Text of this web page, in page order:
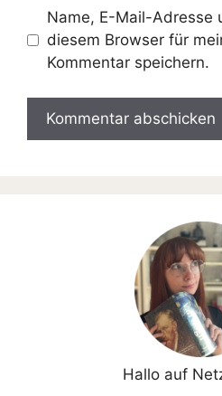
Name, E-Mail-Adresse
diesem Browser für
Kommentar speichern.
Hallo auf